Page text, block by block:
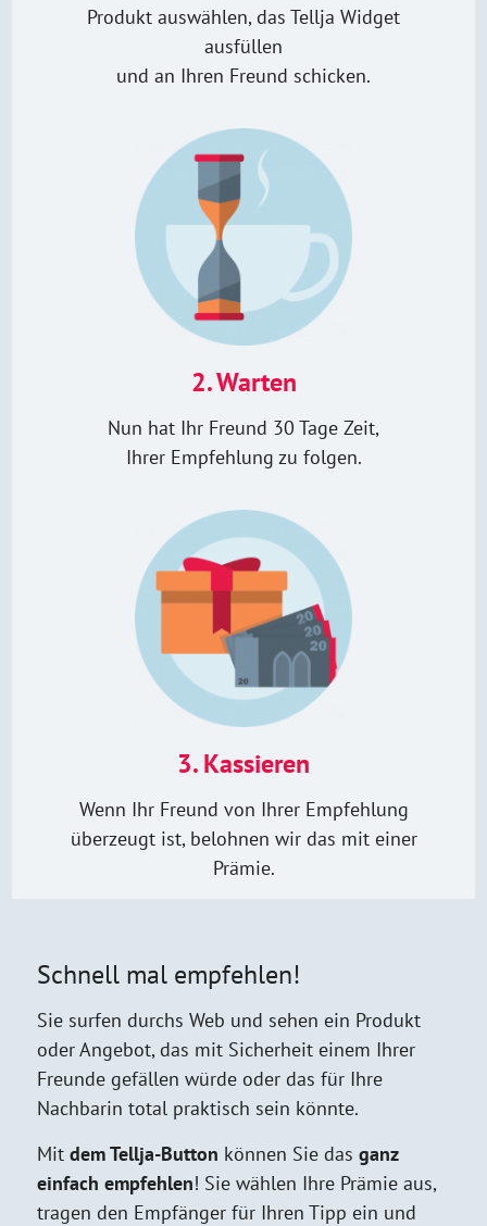
Produkt auswählen, das Tellja Widget
ausfüllen
und an Ihren Freund schicken.
2. Warten
Nun hat Ihr Freund 30 Tage Zeit,
Ihrer Empfehlung zu folgen.
3. Kassieren
Wenn Ihr Freund von Ihrer Empfehlung
überzeugt ist, belohnen wir das mit einer
Prämie.
Schnell mal empfehlen!
Sie surfen durchs Web und sehen ein Produkt
oder Angebot, das mit Sicherheit einem Ihrer
Freunde gefällen würde oder das für Ihre
Nachbarin total praktisch sein könnte.
Mit dem Tellja-Button können Sie das ganz
einfach empfehlen! Sie wählen Ihre Prämie aus,
tragen den Empfänger für Ihren Tipp ein und